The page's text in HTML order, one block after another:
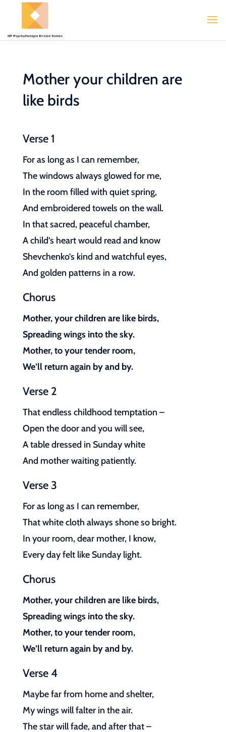
Mother your children are
like birds
Verse 1
For as long as I can remember,
The windows always glowed for me,
In the room filled with quiet spring,
And embroidered towels on the wall.
In that sacred, peaceful chamber,
A child’s heart would read and know
Shevchenko’s kind and watchful eyes,
And golden patterns in a row.
Chorus
Mother, your children are like birds,
Spreading wings into the sky.
Mother, to your tender room,
We’ll return again by and by.
Verse 2
That endless childhood temptation –
Open the door and you will see,
A table dressed in Sunday white
And mother waiting patiently.
Verse 3
For as long as I can remember,
That white cloth always shone so bright.
In your room, dear mother, I know,
Every day felt like Sunday light.
Chorus
Mother, your children are like birds,
Spreading wings into the sky.
Mother, to your tender room,
We’ll return again by and by.
Verse 4
Maybe far from home and shelter,
My wings will falter in the air.
The star will fade, and after that –